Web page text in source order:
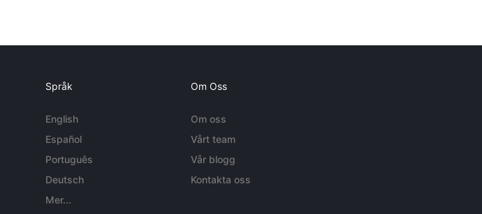
Språk
English
Español
Português
Deutsch
Mer...
Om Oss
Om oss
Vårt team
Vår blogg
Kontakta oss